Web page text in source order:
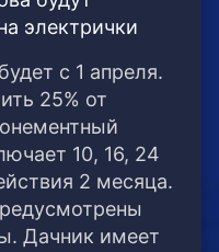
с 1 апреля.
25% от
10, 16, 24
2 месяца.
Дачник имеет